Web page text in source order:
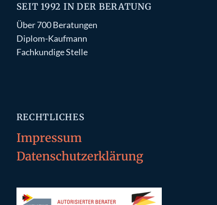
SEIT 1992 IN DER BERATUNG
Über 700 Beratungen
Diplom-Kaufmann
Fachkundige Stelle
RECHTLICHES
Impressum
Datenschutzerklärung